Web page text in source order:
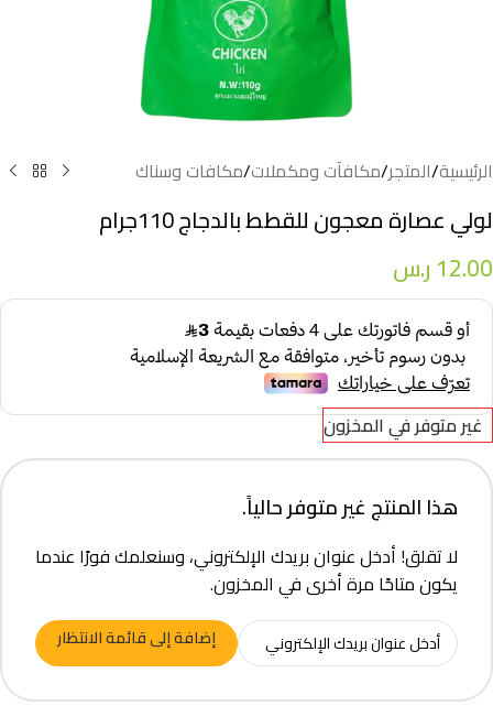
الرئيسية/المتجر/مكافآت ومكملات/مكافات وسناك
لولي عصارة معجون للقطط بالدجاج 110جرام
12.00 ر.س
غير متوفر في المخزون
هذا المنتج غير متوفر حالياً.
لا تقلق! أدخل عنوان بريدك الإلكتروني، وسنعلمك فورًا عندما
يكون متاحًا مرة أخرى في المخزون.
إضافة إلى قائمة الانتظار